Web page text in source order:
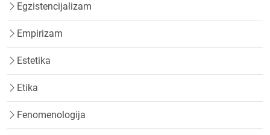
Egzistencijalizam
Empirizam
Estetika
Etika
Fenomenologija